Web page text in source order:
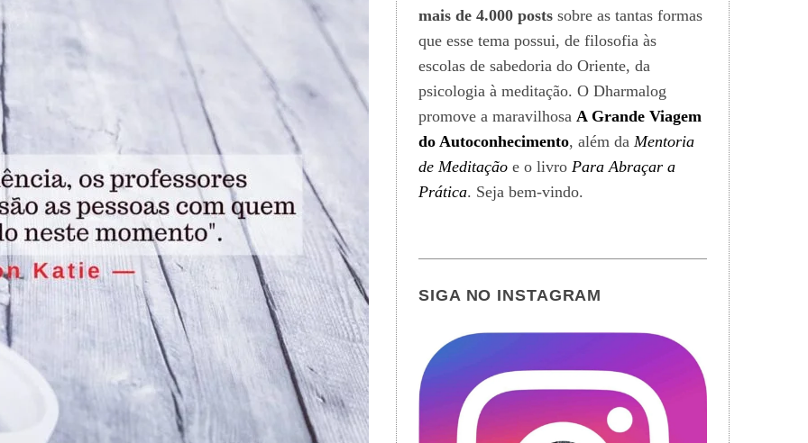
mais de 4.000 posts sobre as tantas formas
que esse tema possui, de filosofia às
escolas de sabedoria do Oriente, da
psicologia à meditação. O Dharmalog
promove a maravilhosa A Grande Viagem
do Autoconhecimento, além da Mentoria
de Meditação e o livro Para Abraçar a
Prática. Seja bem-vindo.
SIGA NO INSTAGRAM